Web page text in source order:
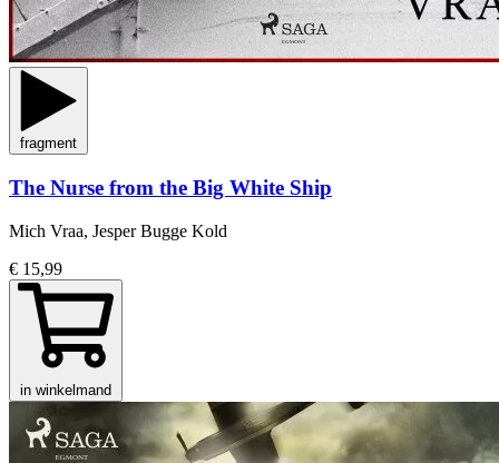
fragment
The Nurse from the Big White Ship
Mich Vraa, Jesper Bugge Kold
€ 15,99
in winkelmand